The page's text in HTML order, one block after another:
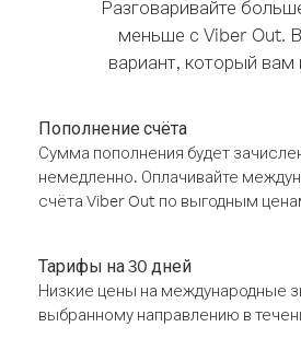
Разговаривайте
меньше с Viber Out.
вариант, который вам
Пополнение счёта
Сумма пополнения будет
немедленно. Оплачивайте
счёта Viber Out по выгодным
Тарифы на 30 дней
Низкие цены на международные
выбранному направлению в